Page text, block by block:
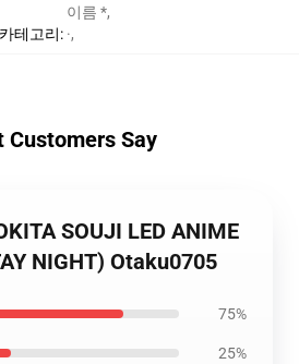
카테고리:
이름 *,
·,
Customers Say
SOUJI LED ANIME
NIGHT) Otaku0705
75%
25%